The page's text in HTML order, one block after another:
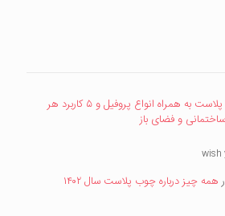
چوب پلاست به همراه انواع پروفیل و ۵ کاربرد هر
و فضای باز
wish
همه چیز درباره چوب پلاست سال ۱۴۰۲